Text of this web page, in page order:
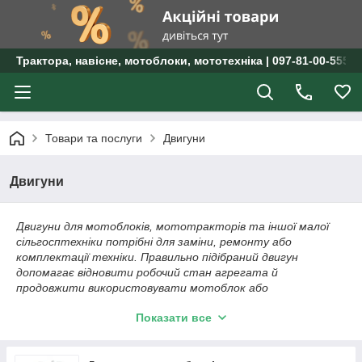
Трактора, навісне, мотоблоки, мототехніка | 097-81-00-555
Товари та послуги Двигуни
Двигуни
Двигуни для мотоблоків, мототракторів та іншої малої
сільгосптехніки потрібні для заміни, ремонту або
комплектації техніки. Правильно підібраний двигун
допомагає відновити робочий стан агрегата й
продовжити використовувати мотоблок або
В Agro7 можна підібрати двигун для господарських і
Показати все